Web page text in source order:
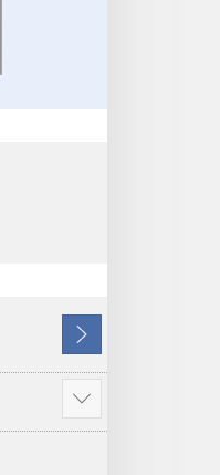
下
一
頁顯
示